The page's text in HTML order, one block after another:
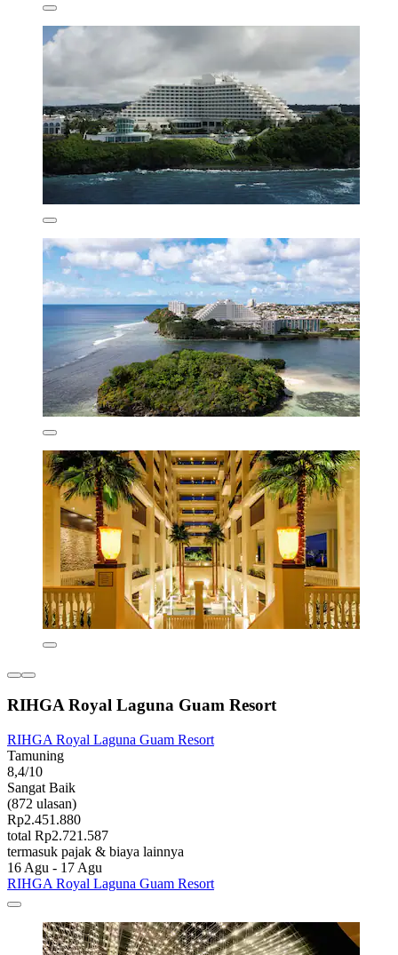
RIHGA Royal Laguna Guam Resort
RIHGA Royal Laguna Guam Resort
Tamuning
8,4/10
Sangat Baik
(872 ulasan)
Rp2.451.880
total Rp2.721.587
termasuk pajak & biaya lainnya
16 Agu - 17 Agu
RIHGA Royal Laguna Guam Resort